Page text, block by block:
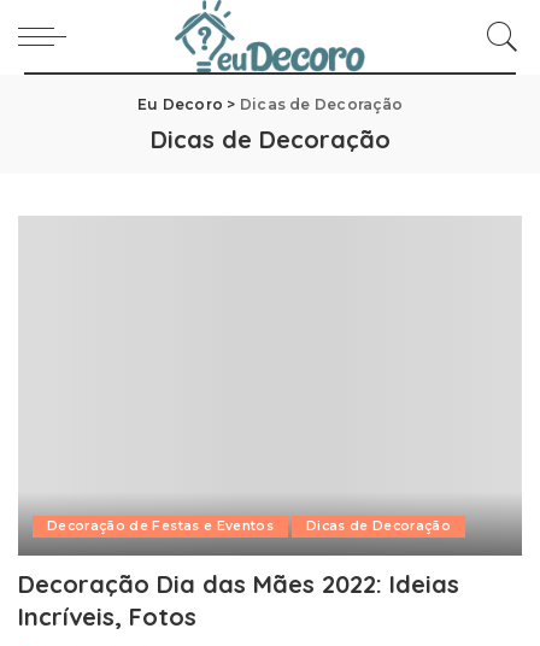
Eu Decoro > Dicas de Decoração
Dicas de Decoração
Decoração de Festas e Eventos Dicas de Decoração
Decoração Dia das Mães 2022: Ideias
Incríveis, Fotos